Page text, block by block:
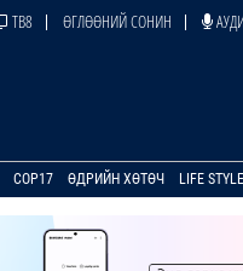
ТВ8 ӨГЛӨӨНИЙ СОНИН
COP17 ӨДРИЙН ХӨТӨЧ LIFE STYLE